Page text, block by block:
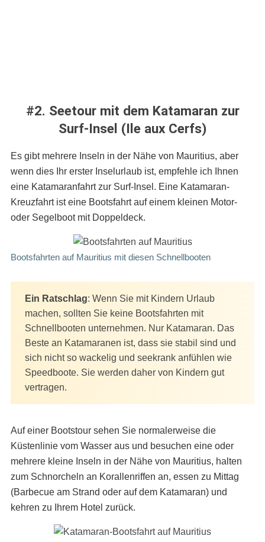
#2. Seetour mit dem Katamaran zur
Surf-Insel (Ile aux Cerfs)
Es gibt mehrere Inseln in der Nähe von Mauritius, aber
wenn dies Ihr erster Inselurlaub ist, empfehle ich Ihnen
eine Katamaranfahrt zur Surf-Insel. Eine Katamaran-
Kreuzfahrt ist eine Bootsfahrt auf einem kleinen Motor-
oder Segelboot mit Doppeldeck.
Bootsfahrten auf Mauritius mit diesen Schnellbooten
Ein Ratschlag: Wenn Sie mit Kindern Urlaub
machen, sollten Sie keine Bootsfahrten mit
Schnellbooten unternehmen. Nur Katamaran. Das
Beste an Katamaranen ist, dass sie stabil sind und
sich nicht so wackelig und seekrank anfühlen wie
Speedboote. Sie werden daher von Kindern gut
vertragen.
Auf einer Bootstour sehen Sie normalerweise die
Küstenlinie vom Wasser aus und besuchen eine oder
mehrere kleine Inseln in der Nähe von Mauritius, halten
zum Schnorcheln an Korallenriffen an, essen zu Mittag
(Barbecue am Strand oder auf dem Katamaran) und
kehren zu Ihrem Hotel zurück.